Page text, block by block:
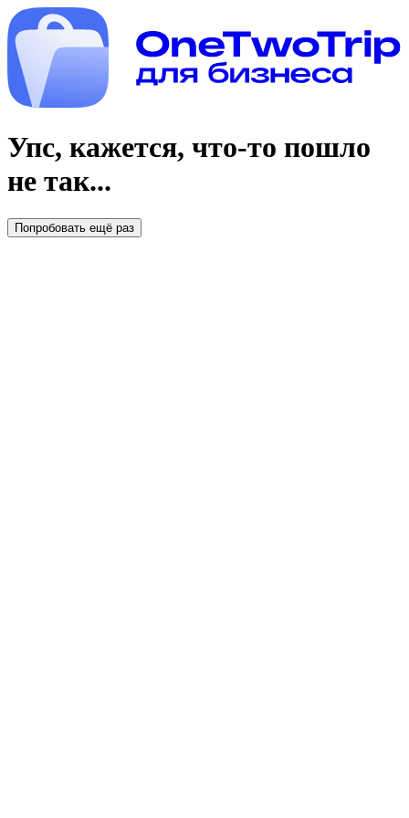
Упс, кажется, что-то пошло
не так...
Попробовать ещё раз